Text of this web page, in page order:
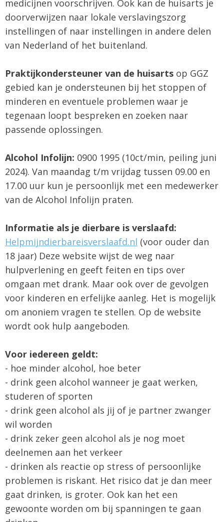
medicijnen voorschrijven. Ook kan de huisarts je
doorverwijzen naar lokale verslavingszorg
instellingen of naar instellingen in andere delen
van Nederland of het buitenland.
Praktijkondersteuner van de huisarts op GGZ
gebied kan je ondersteunen bij het stoppen of
minderen en eventuele problemen waar je
tegenaan loopt bespreken en zoeken naar
passende oplossingen.
Alcohol Infolijn: 0900 1995 (10ct/min, peiling juni
2024). Van maandag t/m vrijdag tussen 09.00 en
17.00 uur kun je persoonlijk met een medewerker
van de Alcohol Infolijn praten.
Informatie als je dierbare is verslaafd:
Helpmijndierbareisverslaafd.nl (voor ouder dan
18 jaar) Deze website wijst de weg naar
hulpverlening en geeft feiten en tips over
omgaan met drank. Maar ook over de gevolgen
voor kinderen en erfelijke aanleg. Het is mogelijk
om anoniem vragen te stellen. Op de website
wordt ook hulp aangeboden.
Voor iedereen geldt:
- hoe minder alcohol, hoe beter
- drink geen alcohol wanneer je gaat werken,
studeren of sporten
- drink geen alcohol als jij of je partner zwanger
wil worden
- drink zeker geen alcohol als je nog moet
deelnemen aan het verkeer
- drinken als reactie op stress of persoonlijke
problemen is riskant. Het risico dat je dan meer
gaat drinken, is groter. Ook kan het een
gewoonte worden om bij spanningen te gaan